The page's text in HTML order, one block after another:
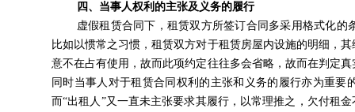
四、 当事人权利的主张及义务的履行
虚假租赁合同下，租赁双方所签订合同多采用格式化
比如以惯常之习惯，租赁双方对于租赁房屋内设施的明细，
意不在占有使用，故而此项约定往往多会省略，故而在判定
同时当事人对于租赁合同权利的主张和义务的履行亦为重
而“出租人”又一直未主张要求其履行，以常理推之，欠付租